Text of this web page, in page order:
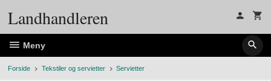
Landhandleren
Meny
Forside Tekstiler og servietter Servietter